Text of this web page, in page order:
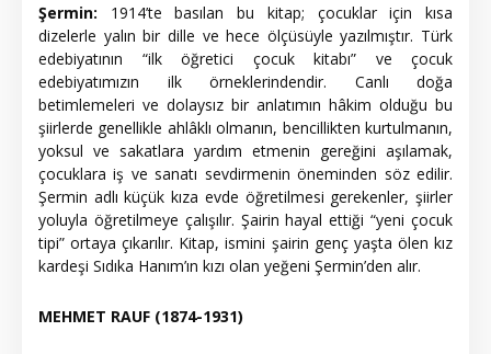
Şermin: 1914’te basılan bu kitap; çocuklar için kısa
dizelerle yalın bir dille ve hece ölçüsüyle yazılmıştır. Türk
edebiyatının “ilk öğretici çocuk kitabı” ve çocuk
edebiyatımızın ilk örneklerindendir. Canlı doğa
betimlemeleri ve dolaysız bir anlatımın hâkim olduğu bu
şiirlerde genellikle ahlâklı olmanın, bencillikten kurtulmanın,
yoksul ve sakatlara yardım etmenin gereğini aşılamak,
çocuklara iş ve sanatı sevdirmenin öneminden söz edilir.
Şermin adlı küçük kıza evde öğretilmesi gerekenler, şiirler
yoluyla öğretilmeye çalışılır. Şairin hayal ettiği “yeni çocuk
tipi” ortaya çıkarılır. Kitap, ismini şairin genç yaşta ölen kız
kardeşi Sıdıka Hanım’ın kızı olan yeğeni Şermin’den alır.
MEHMET RAUF (1874-1931)